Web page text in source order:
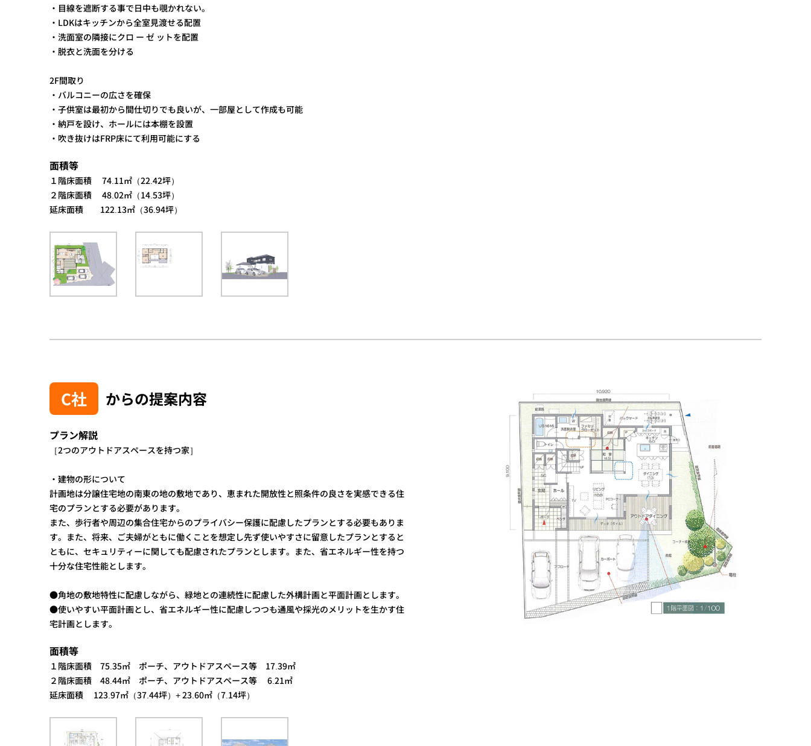
・目線を遮断する事で日中も覗かれない。
・LDKはキッチンから全室見渡せる配置
・洗面室の隣接にクロ ー ゼ ットを配置
・脱衣と洗面を分ける
2F間取り
・バルコニーの広さを確保
・子供室は最初から間仕切りでも良いが、一部屋として作成も可能
・納戸を設け、ホールには本棚を設置
・吹き抜けはFRP床にて利用可能にする
面積等
１階床面積 74.11㎡（22.42坪）
２階床面積 48.02㎡（14.53坪）
延床面積 122.13㎡（36.94坪）
C社 からの提案内容
プラン解説
［2つのアウトドアスペースを持つ家］
・建物の形について
計画地は分譲住宅地の南東の地の敷地であり、恵まれた開放性と照条件の良さを実感できる住
宅のプランとする必要があります。
また、歩行者や周辺の集合住宅からのプライバシー保護に配慮したプランとする必要もありま
す。また、将来、ご夫婦がともに働くことを想定し先ず使いやすさに留意したプランとすると
ともに、セキュリティーに関しても配慮されたプランとします。また、省エネルギー性を持つ
十分な住宅性能とします。
●角地の敷地特性に配慮しながら、緑地との連続性に配慮した外構計画と平面計画とします。
●使いやすい平面計画とし、省エネルギー性に配慮しつつも通風や採光のメリットを生かす住
宅計画とします。
面積等
１階床面積 75.35㎡ ポーチ、アウトドアスペース等 17.39㎡
２階床面積 48.44㎡ ポーチ、アウトドアスペース等 6.21㎡
延床面積 123.97㎡（37.44坪）+ 23.60㎡（7.14坪）